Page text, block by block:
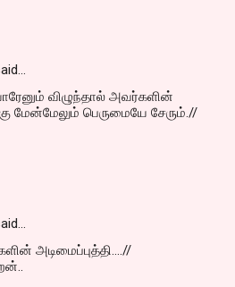
விழுந்தால் அவர்களின்
மேன்மேலும் பெருமையே சேரும்.//
அடிமைப்புத்தி....//